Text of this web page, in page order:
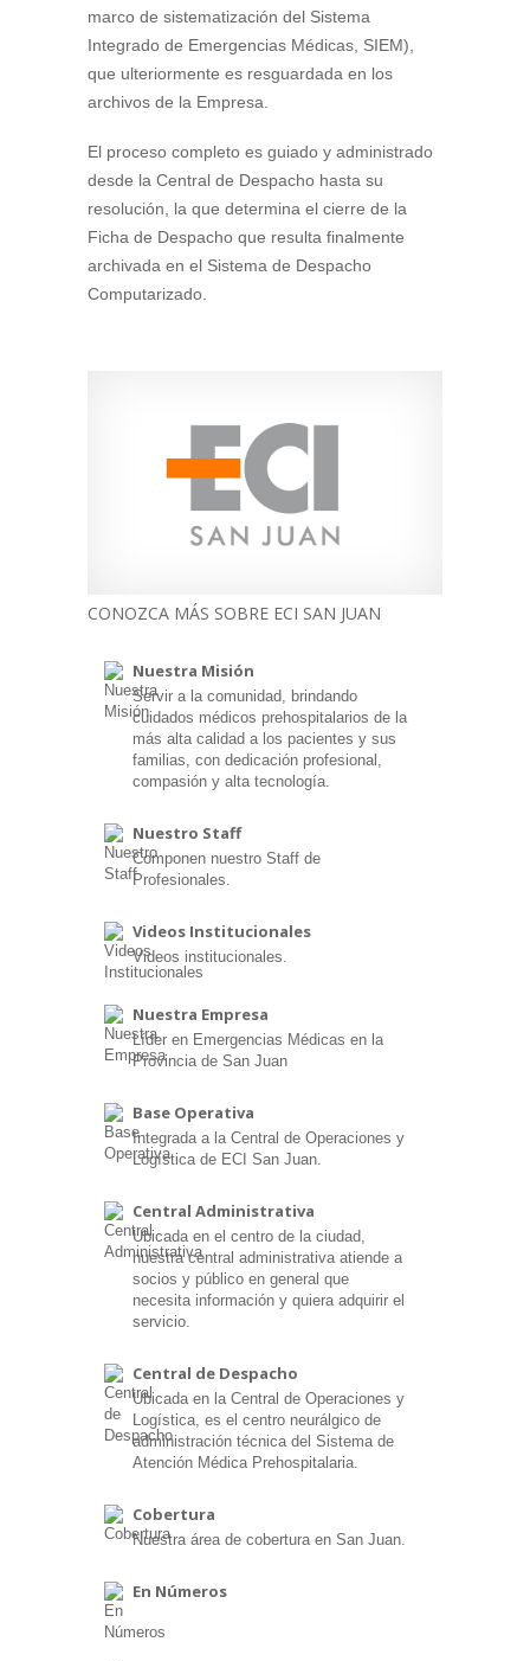
marco de sistematización del Sistema
Integrado de Emergencias Médicas, SIEM),
que ulteriormente es resguardada en los
archivos de la Empresa.
El proceso completo es guiado y administrado
desde la Central de Despacho hasta su
resolución, la que determina el cierre de la
Ficha de Despacho que resulta finalmente
archivada en el Sistema de Despacho
Computarizado.
CONOZCA MÁS SOBRE ECI SAN JUAN
Nuestra Misión
Servir a la comunidad, brindando
cuidados médicos prehospitalarios de la
más alta calidad a los pacientes y sus
familias, con dedicación profesional,
compasión y alta tecnología.
Nuestro Staff
Componen nuestro Staff de
Profesionales.
Videos Institucionales
Videos institucionales.
Nuestra Empresa
Líder en Emergencias Médicas en la
Provincia de San Juan
Base Operativa
Integrada a la Central de Operaciones y
Logística de ECI San Juan.
Central Administrativa
Ubicada en el centro de la ciudad,
nuestra central administrativa atiende a
socios y público en general que
necesita información y quiera adquirir el
servicio.
Central de Despacho
Ubicada en la Central de Operaciones y
Logística, es el centro neurálgico de
administración técnica del Sistema de
Atención Médica Prehospitalaria.
Cobertura
Nuestra área de cobertura en San Juan.
En Números